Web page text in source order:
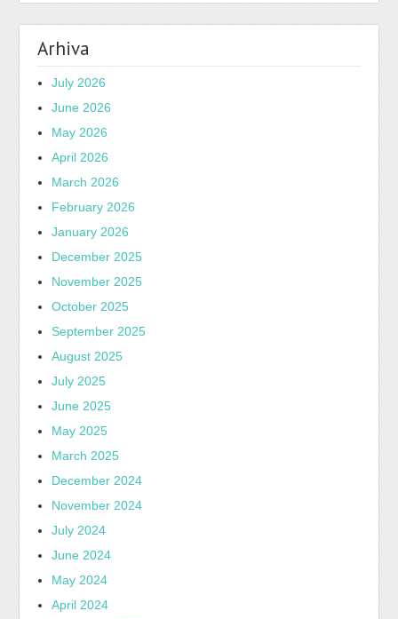
Arhiva
July 2026
June 2026
May 2026
April 2026
March 2026
February 2026
January 2026
December 2025
November 2025
October 2025
September 2025
August 2025
July 2025
June 2025
May 2025
March 2025
December 2024
November 2024
July 2024
June 2024
May 2024
April 2024